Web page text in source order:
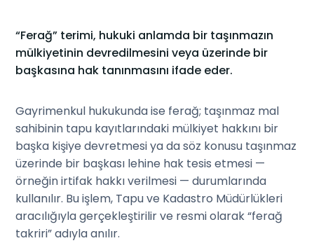
“Ferağ” terimi, hukuki anlamda bir taşınmazın
mülkiyetinin devredilmesini veya üzerinde bir
başkasına hak tanınmasını ifade eder.
Gayrimenkul hukukunda ise ferağ; taşınmaz mal
sahibinin tapu kayıtlarındaki mülkiyet hakkını bir
başka kişiye devretmesi ya da söz konusu taşınmaz
üzerinde bir başkası lehine hak tesis etmesi —
örneğin irtifak hakkı verilmesi — durumlarında
kullanılır. Bu işlem, Tapu ve Kadastro Müdürlükleri
aracılığıyla gerçekleştirilir ve resmi olarak “ferağ
takriri” adıyla anılır.